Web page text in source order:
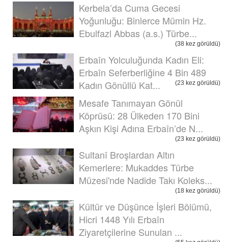
Kerbela’da Cuma Gecesi
Yoğunluğu: Binlerce Mümin Hz.
Ebulfazl Abbas (a.s.) Türbe...
(38 kez görüldü)
Erbaîn Yolculuğunda Kadın Eli:
Erbaîn Seferberliğine 4 Bin 489
Kadın Gönüllü Kat...
(23 kez görüldü)
Mesafe Tanımayan Gönül
Köprüsü: 28 Ülkeden 170 Bini
Aşkın Kişi Adına Erbaîn’de N...
(23 kez görüldü)
Sultanî Broşlardan Altın
Kemerlere: Mukaddes Türbe
Müzesi'nde Nadide Takı Koleks...
(18 kez görüldü)
Kültür ve Düşünce İşleri Bölümü,
Hicri 1448 Yılı Erbaîn
Ziyaretçilerine Sunulan ...